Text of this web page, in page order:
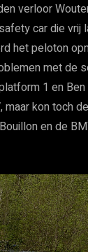
verloor
car die
het peloton
met de
1 en
kon toch
en de